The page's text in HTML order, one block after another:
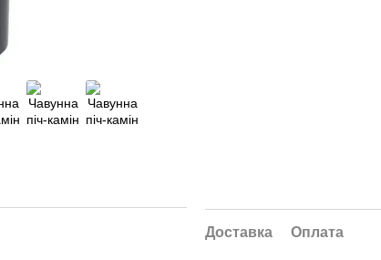
Доставка Оплата